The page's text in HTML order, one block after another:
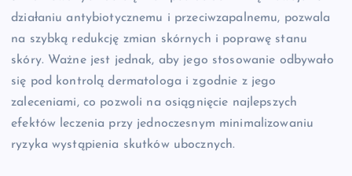
działaniu antybiotycznemu i przeciwzapalnemu, pozwala
na szybką redukcję zmian skórnych i poprawę stanu
skóry. Ważne jest jednak, aby jego stosowanie odbywało
się pod kontrolą dermatologa i zgodnie z jego
zaleceniami, co pozwoli na osiągnięcie najlepszych
efektów leczenia przy jednoczesnym minimalizowaniu
ryzyka wystąpienia skutków ubocznych.